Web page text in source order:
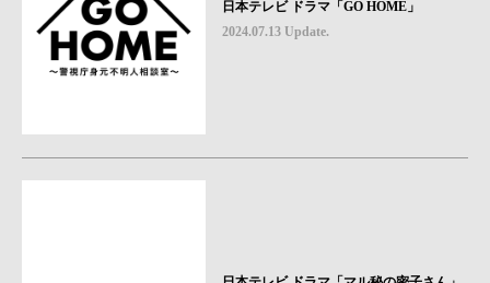
日本テレビ ドラマ「GO HOME」
2024.07.13 Update.